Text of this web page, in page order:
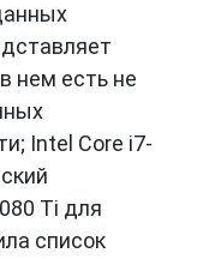
нем есть не
Intel Core i7-
Ti для
список